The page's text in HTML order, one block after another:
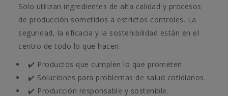
Solo utilizan ingredientes de alta calidad y procesos
de producción sometidos a estrictos controles. La
seguridad, la eficacia y la sostenibilidad están en el
centro de todo lo que hacen.
✔️ Productos que cumplen lo que prometen.
✔️ Soluciones para problemas de salud cotidianos.
✔️ Producción responsable y sostenible.